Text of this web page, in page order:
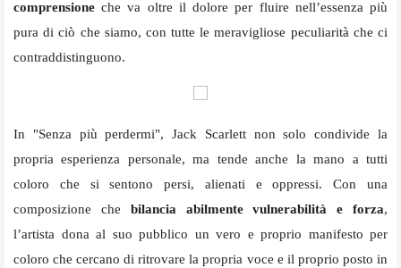
comprensione che va oltre il dolore per fluire nell’essenza più
pura di ciò che siamo, con tutte le meravigliose peculiarità che ci
contraddistinguono.
In "Senza più perdermi", Jack Scarlett non solo condivide la
propria esperienza personale, ma tende anche la mano a tutti
coloro che si sentono persi, alienati e oppressi. Con una
composizione che bilancia abilmente vulnerabilità e forza,
l’artista dona al suo pubblico un vero e proprio manifesto per
coloro che cercano di ritrovare la propria voce e il proprio posto in